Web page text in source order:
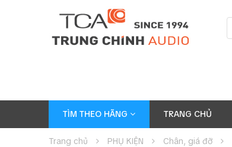
TÌM THEO HÃNG TRANG CHỦ
Trang chủ PHỤ KIỆN Chân, giá đỡ